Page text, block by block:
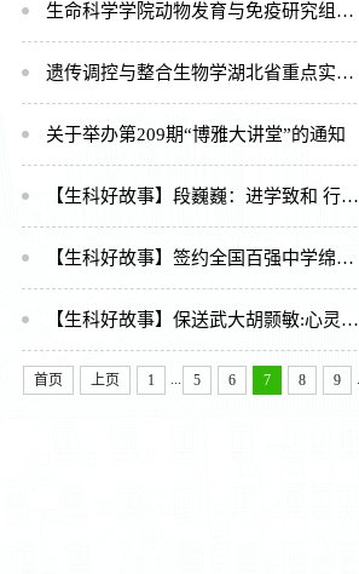
生命科学学院动物发育与免疫研究组在昆虫病原真菌研究领域取得重要进展
遗传调控与整合生物学湖北省重点实验室2023年年会在校召开
关于举办第209期“博雅大讲堂”的通知
【生科好故事】段巍巍：进学致和 行方思远
【生科好故事】签约全国百强中学绵阳中学， 潘芊儒：行远自迩，笃行不怠
【生科好故事】保送武大胡颢敏:心灵栖颢气,妙敏如破竹
首页 上页 1 5 6 7 8 9